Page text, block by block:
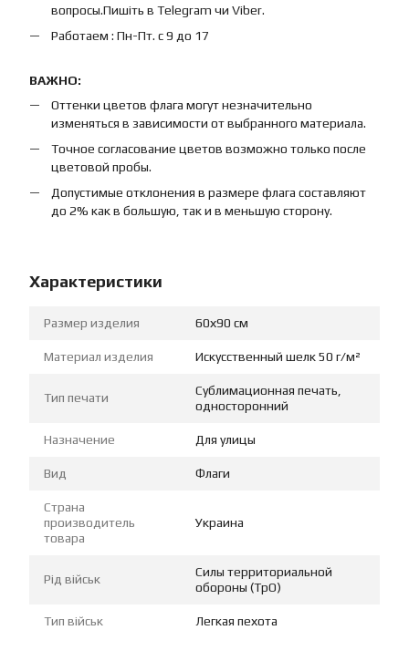
вопросы.Пишіть в Telegram чи Viber.
Работаем : Пн-Пт. с 9 до 17
ВАЖНО:
Оттенки цветов флага могут незначительно
изменяться в зависимости от выбранного материала.
Точное согласование цветов возможно только после
цветовой пробы.
Допустимые отклонения в размере флага составляют
до 2% как в большую, так и в меньшую сторону.
Характеристики
Размер изделия 60х90 см
Материал изделия Искусственный шелк 50 г/м²
Тип печати
Сублимационная печать,
односторонний
Назначение Для улицы
Вид Флаги
Страна
производитель
товара
Украина
Рід військ
Силы территориальной
обороны (ТрО)
Тип військ Легкая пехота